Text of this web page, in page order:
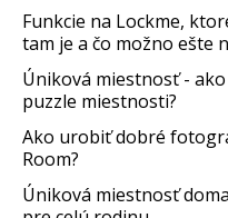
Funkcie na Lockme,
tam je a čo možno ešte
Úniková miestnosť -
puzzle miestnosti?
Ako urobiť dobré
Room?
Úniková miestnosť